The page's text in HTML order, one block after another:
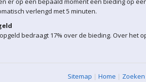
verlengd met 5 minuten.
bedraagt 17% over de bieding. Over het
Sitemap | Home | Zoeken